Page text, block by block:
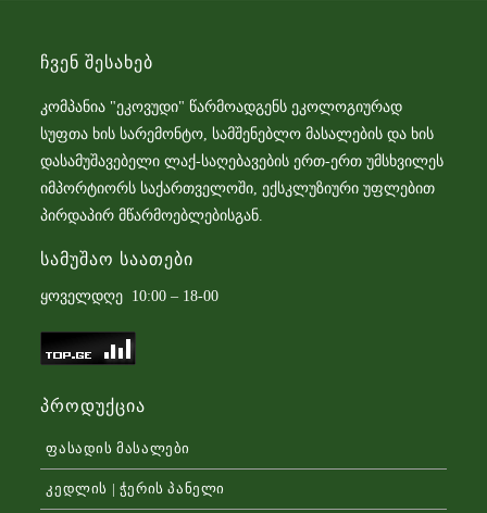
Ჩვენ Შესახებ
კომპანია "ეკოვუდი" წარმოადგენს ეკოლოგიურად
სუფთა ხის სარემონტო, სამშენებლო მასალების და ხის
დასამუშავებელი ლაქ-საღებავების ერთ-ერთ უმსხვილეს
იმპორტიორს საქართველოში, ექსკლუზიური უფლებით
პირდაპირ მწარმოებლებისგან.
Სამუშაო Საათები
ყოველდღე 10:00 – 18-00
Პროდუქცია
ფასადის მასალები
კედლის | ჭერის პანელი